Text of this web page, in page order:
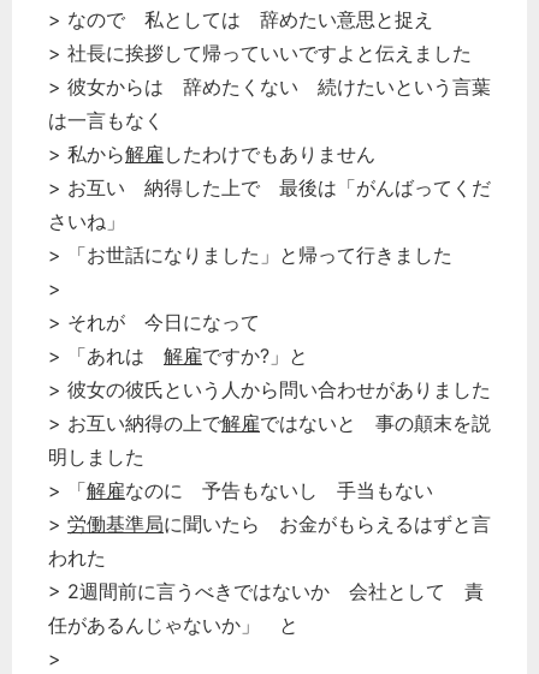
> なので 私としては 辞めたい意思と捉え
> 社長に挨拶して帰っていいですよと伝えました
> 彼女からは 辞めたくない 続けたいという言葉
は一言もなく
> 私から解雇 したわけでもありません
> お互い 納得した上で 最後は「がんばってくだ
さいね」
> 「お世話になりました」と帰って行きました
>
> それが 今日になって
> 「あれは 解雇ですか?」と
> 彼女の彼氏という人から問い合わせがありました
> お互い納得の上で解雇ではないと 事の顛末を説
明しました
> 「解雇なのに 予告もないし 手当もない
> 労働基準局に聞いたら お金がもらえるはずと言
われた
> 2週間前に言うべきではないか 会社として 責
任があるんじゃないか」 と
>
経営の知恵
総務の給湯室
次へ